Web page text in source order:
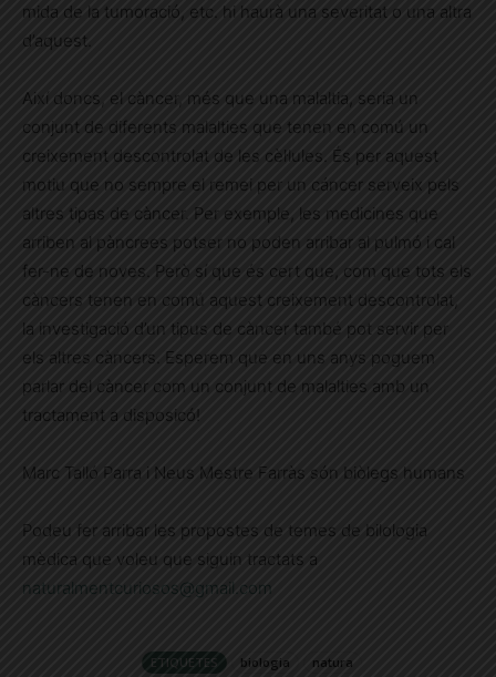
mida de la tumoració, etc. hi haurà una severitat o una altra
d’aquest.
Així doncs, el càncer, més que una malaltia, seria un
conjunt de diferents malalties que tenen en comú un
creixement descontrolat de les cèl·lules. És per aquest
motiu que no sempre el remei per un cáncer serveix pels
altres tipas de càncer. Per exemple, les medicines que
arriben al pàncrees potser no poden arribar al pulmó i cal
fer-ne de noves. Però sí que és cert que, com que tots els
càncers tenen en comú aquest creixement descontrolat,
la investigació d’un tipus de càncer també pot servir per
els altres càncers. Esperem que en uns anys poguem
parlar del càncer com un conjunt de malalties amb un
tractament a disposicó!
Marc Talló Parra i Neus Mestre Farràs són biòlegs humans
Podeu fer arribar les propostes de temes de bilologia
mèdica que voleu que siguin tractats a
naturalmentcuriosos@gmail.com
ETIQUETES biologia natura